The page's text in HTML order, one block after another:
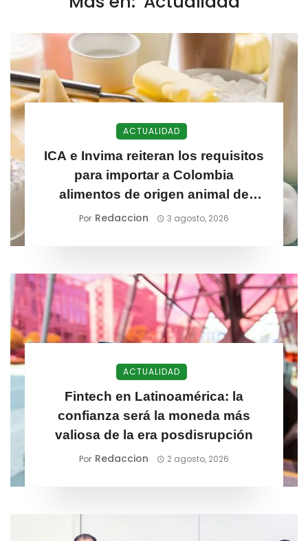
ACTUALIDAD
ICA e Invima reiteran los requisitos
para importar a Colombia
alimentos de origen animal de
mayor riesgo sanitario
Por Redaccion 3 agosto, 2026
ACTUALIDAD
Fintech en Latinoamérica: la
confianza será la moneda más
valiosa de la era posdisrupción
Por Redaccion 2 agosto, 2026